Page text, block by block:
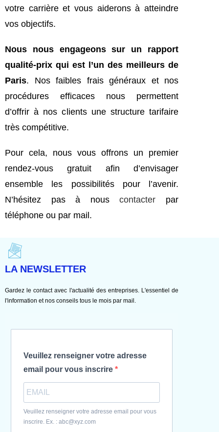
votre carrière et vous aiderons à atteindre
vos objectifs.
Nous nous engageons sur un rapport
qualité-prix qui est l’un des meilleurs de
Paris. Nos faibles frais généraux et nos
procédures efficaces nous permettent
d’offrir à nos clients une structure tarifaire
très compétitive.
Pour cela, nous vous offrons un premier
rendez-vous gratuit afin d’envisager
ensemble les possibilités pour l’avenir.
N’hésitez pas à nouscontacter par
téléphone ou par mail.
LA NEWSLETTER
Gardez le contact avec l'actualité des entreprises. L'essentiel de
l'information et nos conseils tous le mois par mail.
Veuillez renseigner votre adresse
email pour vous inscrire
Veuillez renseigner votre adresse email pour vous
inscrire. Ex. : abc@xyz.com